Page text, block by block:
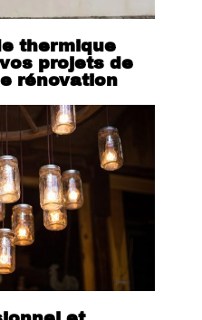
thermique
projets de
rénovation